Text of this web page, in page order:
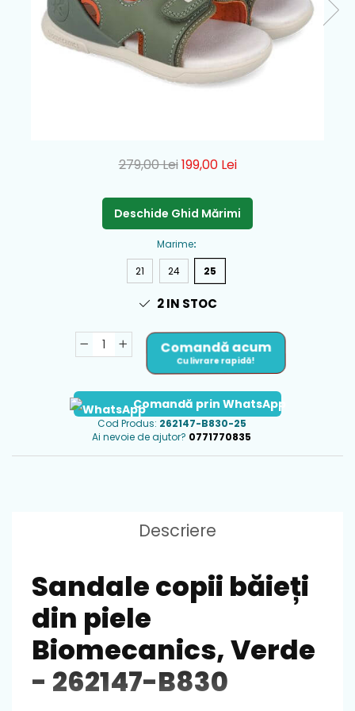
279,00 Lei199,00 Lei
Deschide Ghid Mărimi
Marime:
21
24 25
2IN STOC
Comandă acum
Cu livrare rapidă!
Comandă prin WhatsApp
Cod Produs: 262147-B830-25
Ai nevoie de ajutor? 0771770835
Descriere
Sandale copii băieți
din piele
Biomecanics, Verde
- 262147-B830